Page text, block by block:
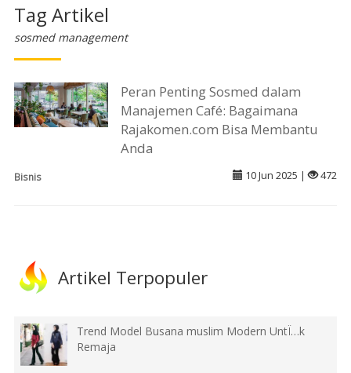
Tag Artikel
sosmed management
Peran Penting Sosmed dalam
Manajemen Café: Bagaimana
Rajakomen.com Bisa Membantu
Anda
Bisnis 10 Jun 2025 | 472
Artikel Terpopuler
Trend Model Busana muslim Modern UntÏ…k
Remaja